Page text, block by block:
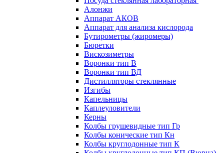
Алонжи
Аппарат АКОВ
Аппарат для анализа кислорода
Бутирометры (жиромеры)
Бюретки
Вискозиметры
Воронки тип В
Воронки тип ВД
Дистилляторы стеклянные
Изгибы
Капельницы
Каплеуловители
Керны
Колбы грушевидные тип Гр
Колбы конические тип Кн
Колбы круглодонные тип К